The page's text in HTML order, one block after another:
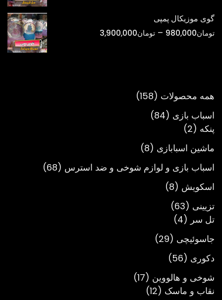
تومان900,000
گوی موزیکال پمپی
تومان980,000
– تومان3,900,000
همه محصولات
158
158
اسباب بازی 84
84
پنکه 2
2
محصول
ماشین اسبابازی 8
8
اسباب بازی و لوازم شوخی و ضد استرس 68
68
اسکویش 8
8
تزیینی 63
63
محصول
تل سر 4
4
محصول
جاسوئیچی 29
29
دکوری 56
56
محصول
شوخی و هالووین 17
17
نقاب و ماسک 12
12